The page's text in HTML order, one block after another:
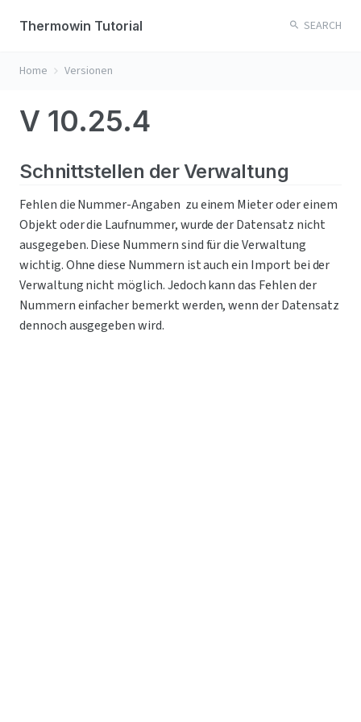
Thermowin Tutorial SEARCH
Home Versionen
V 10.25.4
Schnittstellen der Verwaltung
Fehlen die Nummer-Angaben  zu einem Mieter oder einem
Objekt oder die Laufnummer, wurde der Datensatz nicht
ausgegeben. Diese Nummern sind für die Verwaltung
wichtig. Ohne diese Nummern ist auch ein Import bei der
Verwaltung nicht möglich. Jedoch kann das Fehlen der
Nummern einfacher bemerkt werden, wenn der Datensatz
dennoch ausgegeben wird.